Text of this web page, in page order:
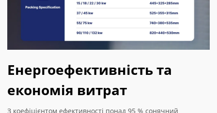
Енергоефективність та
економія витрат
З коефіцієнтом ефективності понад 95 % сонячний